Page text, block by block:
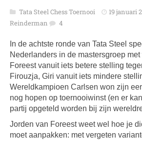
Tata Steel Chess Toernooi 19 januari
Reinderman
4
In de achtste ronde van Tata Steel
Nederlanders in de mastersgroep
Foreest vanuit iets betere stelling
Firouzja, Giri vanuit iets mindere
Wereldkampioen Carlsen won zijn
nog hopen op toernooiwinst (en er
partij opgeteld worden bij zijn
Jorden van Foreest weet wel hoe je
moet aanpakken: met vergeten